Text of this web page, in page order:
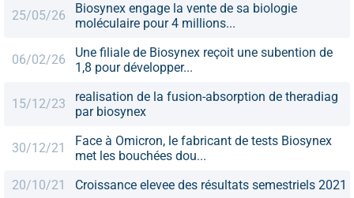
25/05/26
Biosynex engage la vente de sa biologie
moléculaire pour 4 millions...
06/02/26
Une filiale de Biosynex reçoit une subention de
1,8 pour développer...
15/12/23
realisation de la fusion-absorption de theradiag
par biosynex
30/12/21
Face à Omicron, le fabricant de tests Biosynex
met les bouchées dou...
20/10/21
Croissance elevee des résultats semestriels 2021